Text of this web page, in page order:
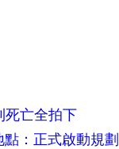
亡全拍下
：正式啟動規劃